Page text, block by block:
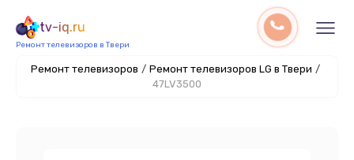
tv-iq.ru
Ремонт телевизоров в Твери
Ремонт телевизоров / Ремонт телевизоров LG в Твери /
47LV3500